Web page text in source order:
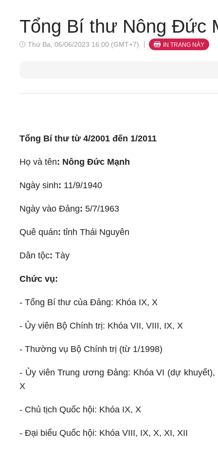
Tổng Bí thư Nông Đức
Thứ Ba, 06/06/2023 16:00 (GMT+7) IN TRANG NÀY
Tổng Bí thư từ 4/2001 đến 1/2011
Họ và tên: Nông Đức Mạnh
Ngày sinh: 11/9/1940
Ngày vào Đảng: 5/7/1963
Quê quán: tỉnh Thái Nguyên
Dân tộc: Tày
Chức vụ:
- Tổng Bí thư của Đảng: Khóa IX, X
- Ủy viên Bộ Chính trị: Khóa VII, VIII, IX, X
- Thường vụ Bộ Chính trị (từ 1/1998)
- Ủy viên Trung ương Đảng: Khóa VI (dự khuyết),
X
- Chủ tịch Quốc hội: Khóa IX, X
- Đại biểu Quốc hội: Khóa VIII, IX, X, XI, XII